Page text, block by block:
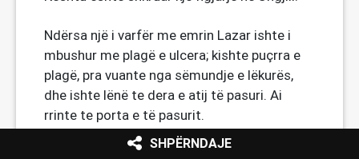
Ndërsa një i varfër me emrin Lazar ishte i
mbushur me plagë e ulcera; kishte puçrra e
plagë, pra vuante nga sëmundje e lëkurës,
dhe ishte lënë te dera e atij të pasuri. Ai
rrinte te porta e të pasurit.
“e dëshironte të ngihej me dromcat që binin
SHPËRNDAJE